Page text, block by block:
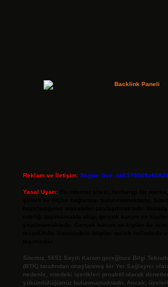
Reklam ve İletişim: Skype:
Yasal Uyarı:
Sitemiz, 5651 Sayılı Kanun gereğince Bilgi
(BTK) tarafından onaylanmış bir Yer Sağlayıcı
nedenle, sitedeki içerikleri proaktif olarak
yükümlülüğümüz bulunmamaktadır. Ancak,